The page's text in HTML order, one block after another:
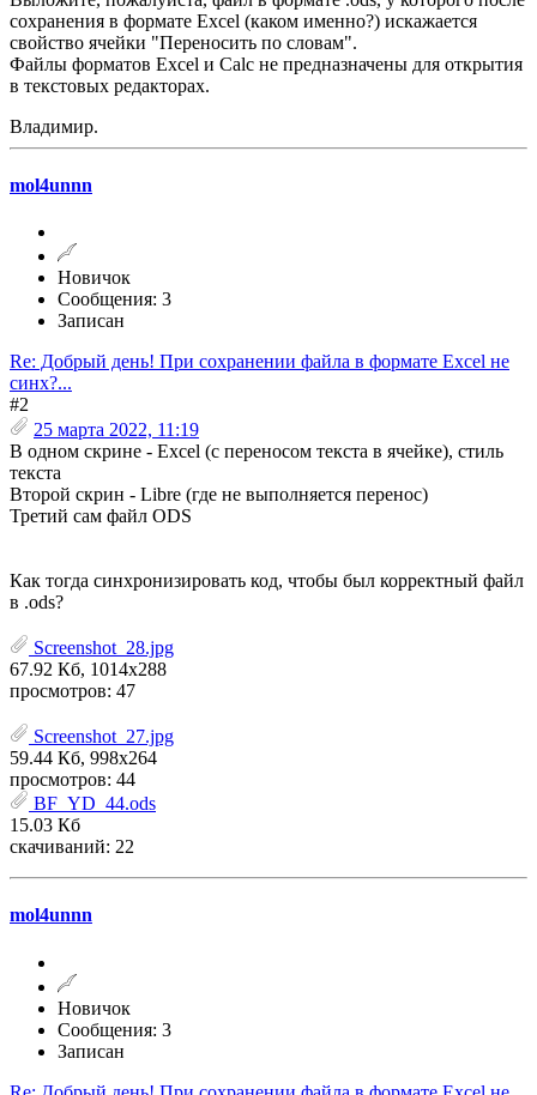
сохранения в формате Excel (каком именно?) искажается
свойство ячейки "Переносить по словам".
Файлы форматов Excel и Calc не предназначены для открытия
в текстовых редакторах.
Владимир.
mol4unnn
Новичок
Сообщения: 3
Записан
Re: Добрый день! При сохранении файла в формате Excel не
синх?...
#2
25 марта 2022, 11:19
В одном скрине - Excel (с переносом текста в ячейке), стиль
текста
Второй скрин - Libre (где не выполняется перенос)
Третий сам файл ODS
Как тогда синхронизировать код, чтобы был корректный файл
в .ods?
Screenshot_28.jpg
67.92 Кб, 1014x288
просмотров: 47
Screenshot_27.jpg
59.44 Кб, 998x264
просмотров: 44
BF_YD_44.ods
15.03 Кб
скачиваний: 22
mol4unnn
Новичок
Сообщения: 3
Записан